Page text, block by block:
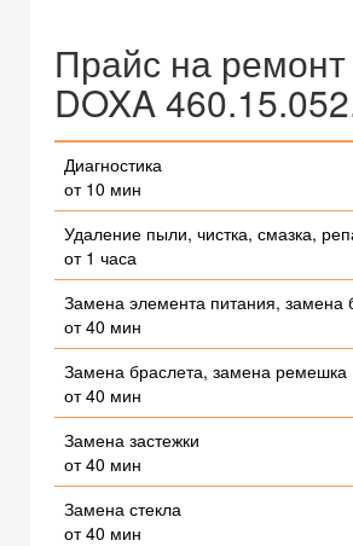
Прайс на ремонт
DOXA
Диагностика
от 10 мин
Удаление пыли, чистка, смазка,
от 1 часа
Замена элемента питания, замена
от 40 мин
Замена браслета, замена ремешка
от 40 мин
Замена застежки
от 40 мин
Замена стекла
от 40 мин